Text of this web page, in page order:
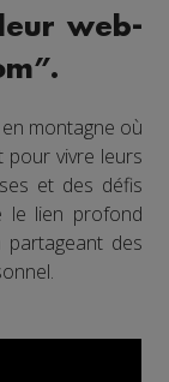
web-
montagne où
vivre leurs
et des défis
le lien profond
partageant des